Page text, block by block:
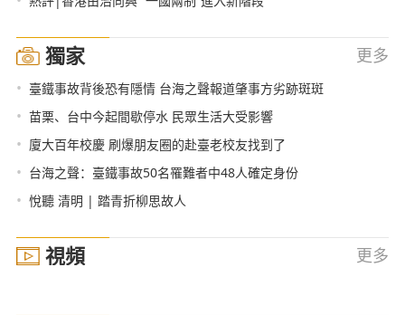
獨家 更多
• 臺鐵事故背後恐有隱情 台海之聲報道肇事方劣跡斑斑
• 苗栗、台中今起間歇停水 民眾生活大受影響
• 廈大百年校慶 刷爆朋友圈的赴臺老校友找到了
• 台海之聲：臺鐵事故50名罹難者中48人確定身份
• 悅聽 清明 | 踏青折柳思故人
視頻 更多